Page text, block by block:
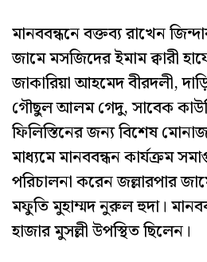
মানববন্ধনে বক্তব্য রাখেন
জামে মসজিদের ইমাম ক্বারী
জাকারিয়া আহমেদ বীরদলী,
গৌছুল আলম গেদু, সাবেক
ফিলিস্তিনের জন্য বিশেষ
মাধ্যমে মানববন্ধন কার্যক্রম
পরিচালনা করেন জল্লারপার
মফুতি মুহাম্মদ নুরুল হুদা।
হাজার মুসল্লী উপস্থিত ছিলেন।